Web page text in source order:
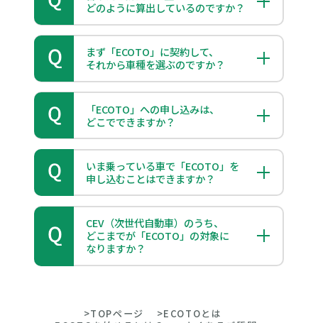
どのように算出しているのですか？
まず「ECOTO」に契約して、
それから車種を選ぶのですか？
「ECOTO」への申し込みは、
どこでできますか？
いま乗っている車で「ECOTO」を
申し込むことはできますか？
CEV（次世代自動車）のうち、
どこまでが「ECOTO」の対象に
なりますか？
>TOPページ
>ECOTOとは